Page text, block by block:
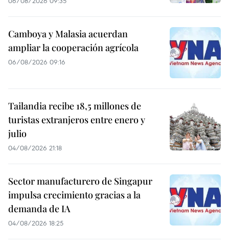
Camboya y Malasia acuerdan
ampliar la cooperación agrícola
06/08/2026 09:16
Tailandia recibe 18,5 millones de
turistas extranjeros entre enero y
julio
04/08/2026 21:18
Sector manufacturero de Singapur
impulsa crecimiento gracias a la
demanda de IA
04/08/2026 18:25